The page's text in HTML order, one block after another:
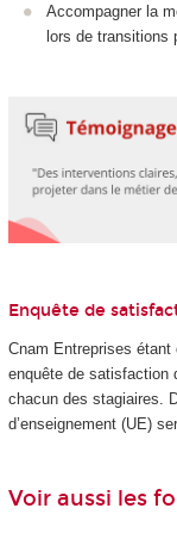
Accompagner la
lors de transitions
Enquête de
Cnam Entreprises étant
enquête de satisfaction
chacun des stagiaires.
d’enseignement (UE)
Voir aussi les